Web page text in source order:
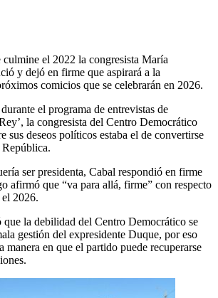
culmine el 2022 la congresista María
y dejó en firme que aspirará a la
comicios que se celebrarán en 2026.
el programa de entrevistas de
la congresista del Centro Democrático
sus deseos políticos estaba el de convertirse
República.
ser presidenta, Cabal respondió en firme
afirmó que “va para allá, firme” con respecto
el 2026.
que la debilidad del Centro Democrático se
gestión del expresidente Duque, por eso
manera en que el partido puede recuperarse